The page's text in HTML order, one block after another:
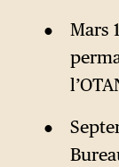
Mars